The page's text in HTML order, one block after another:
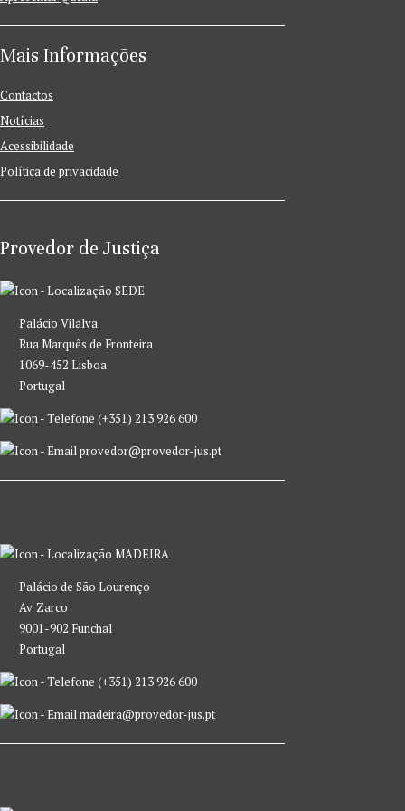
Mais Informações
Contactos
Notícias
Acessibilidade
Política de privacidade
Provedor de Justiça
SEDE
Palácio Vilalva
Rua Marquês de Fronteira
1069-452 Lisboa
Portugal
(+351) 213 926 600
provedor@provedor-jus.pt
MADEIRA
Palácio de São Lourenço
Av. Zarco
9001-902 Funchal
Portugal
(+351) 213 926 600
madeira@provedor-jus.pt